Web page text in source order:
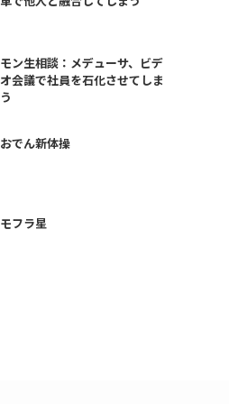
モン生相談：メデューサ、ビデ
オ会議で社員を石化させてしま
う
おでん新体操
モフラ星